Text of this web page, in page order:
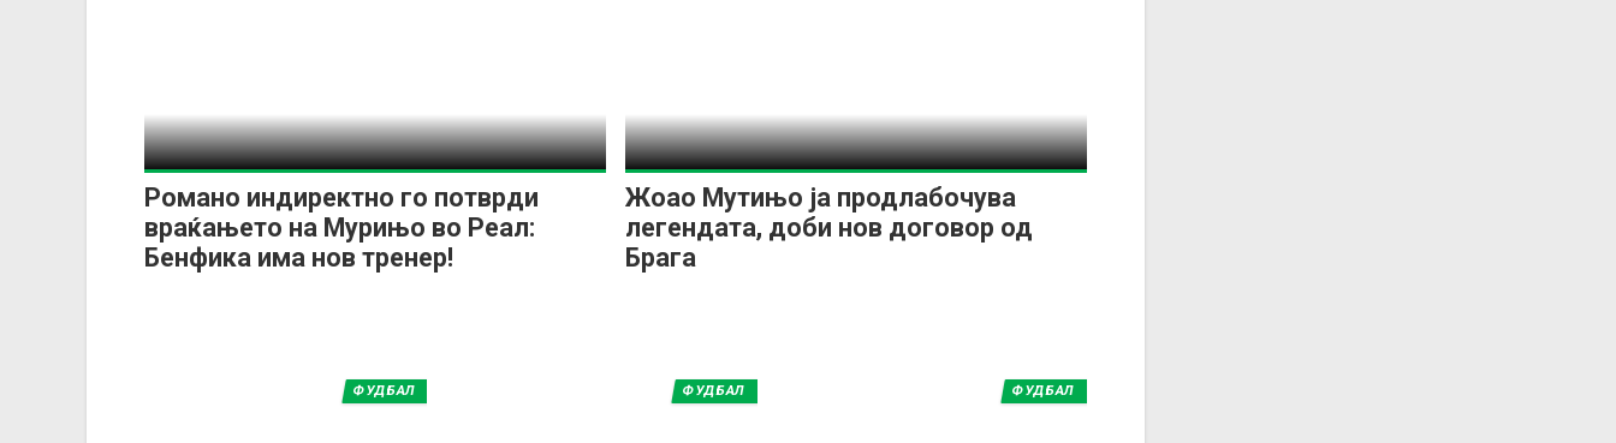
Романо индиректно го потврди
враќањето на Мурињо во Реал:
Бенфика има нов тренер!
Жоао Мутињо ја продлабочува
легендата, доби нов договор од
Брага
ФУДБАЛ ФУДБАЛ ФУДБАЛ